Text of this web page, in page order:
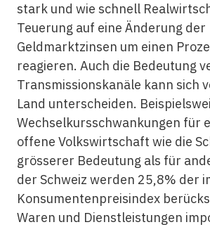
stark und wie schnell
Teuerung auf eine Änderung der
Geldmarktzinsen um einen
reagieren. Auch die Bedeutung
Transmissionskanäle kann sich
Land unterscheiden.
Wechselkursschwankungen für
offene Volkswirtschaft wie die
grösserer Bedeutung als für
der Schweiz werden 25,8% der
Konsumentenpreisindex
Waren und Dienstleistungen